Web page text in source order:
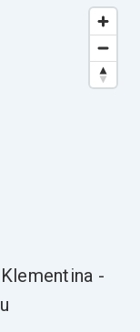
-